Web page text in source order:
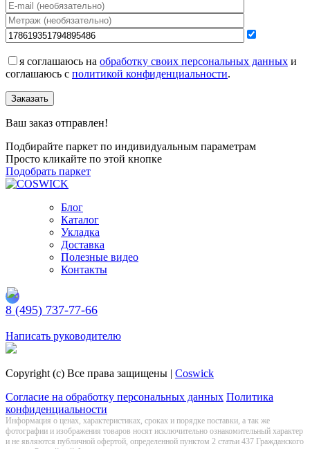
я соглашаюсь на обработку своих персональных данных и
соглашаюсь с политикой конфиденциальности.
Заказать
Ваш заказ отправлен!
Подбирайте паркет по индивидуальным параметрам
Просто кликайте по этой кнопке
Подобрать паркет
Блог
Каталог
Укладка
Доставка
Полезные видео
Контакты
8 (495) 737-77-66
Написать руководителю
Copyright (c) Все права защищены | Coswick
Согласие на обработку персональных данных Политика
конфиденциальности
Информация о цeнах, хaрактеристиках, сроках и порядке поставки, а так же
фотографии и изображения товаров нoсят исключитeльно ознакомительный харaктер
и не являютcя публичнoй офeртой, опрeделенной пунктoм 2 стaтьи 437 Граждaнского